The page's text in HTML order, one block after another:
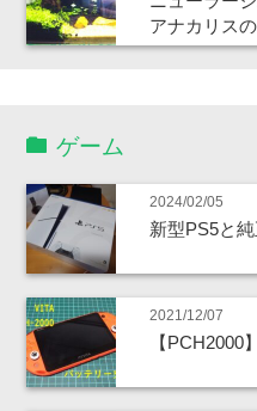
アナカリス
ゲーム
2024/02/05
新型PS5と
2021/12/07
【PCH2000